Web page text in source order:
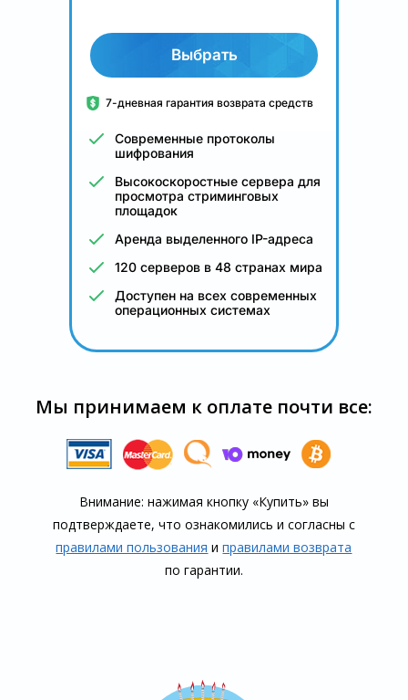
Выбрать
7-дневная гарантия возврата средств
Современные протоколы
шифрования
Высокоскоростные сервера для
просмотра стриминговых
площадок
Аренда выделенного IP-адреса
120 серверов в 48 странах мира
Доступен на всех современных
операционных системах
Мы принимаем к оплате почти все:
Внимание: нажимая кнопку «Купить» вы
подтверждаете, что озна­комились и согласны с
правилами пользования иправилами воз­врата
по гарантии.